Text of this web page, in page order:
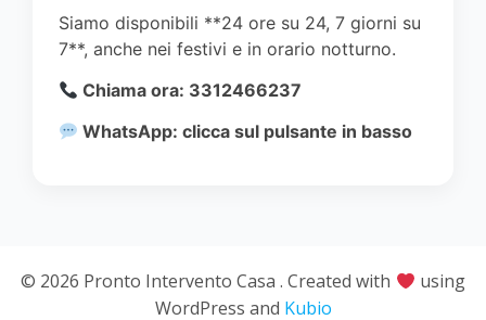
Siamo disponibili **24 ore su 24, 7 giorni su
7**, anche nei festivi e in orario notturno.
Chiama ora: 3312466237
WhatsApp: clicca sul pulsante in basso
© 2026 Pronto Intervento Casa . Created with
using
WordPress and Kubio